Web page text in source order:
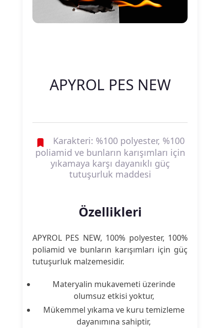
APYROL PES NEW
Karakteri: %100 polyester, %100
poliamid ve bunların karışımları için
yıkamaya karşı dayanıklı güç
tutuşurluk maddesi
Özellikleri
APYROL PES NEW, 100% polyester, 100%
poliamid ve bunların karışımları için güç
tutuşurluk malzemesidir.
Materyalin mukavemeti üzerinde
olumsuz etkisi yoktur,
Mükemmel yıkama ve kuru temizleme
dayanımına sahiptir,